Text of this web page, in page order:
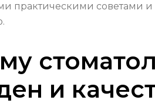
практическими советами и
и